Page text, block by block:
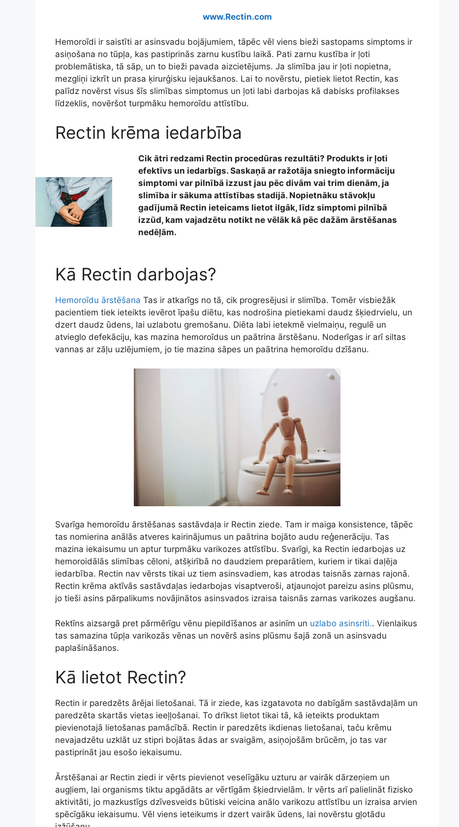
www.Rectin.com
Hemoroīdi ir saistīti ar asinsvadu bojājumiem, tāpēc vēl viens bieži sastopams simptoms ir
asiņošana no tūpļa, kas pastiprinās zarnu kustību laikā. Pati zarnu kustība ir ļoti
problemātiska, tā sāp, un to bieži pavada aizcietējums. Ja slimība jau ir ļoti nopietna,
mezgliņi izkrīt un prasa ķirurģisku iejaukšanos. Lai to novērstu, pietiek lietot Rectin, kas
palīdz novērst visus šīs slimības simptomus un ļoti labi darbojas kā dabisks profilakses
līdzeklis, novēršot turpmāku hemoroīdu attīstību.
Rectin krēma iedarbība
Cik ātri redzami Rectin procedūras rezultāti? Produkts ir ļoti
efektīvs un iedarbīgs. Saskaņā ar ražotāja sniegto informāciju
simptomi var pilnībā izzust jau pēc divām vai trim dienām, ja
slimība ir sākuma attīstības stadijā. Nopietnāku stāvokļu
gadījumā Rectin ieteicams lietot ilgāk, līdz simptomi pilnībā
izzūd, kam vajadzētu notikt ne vēlāk kā pēc dažām ārstēšanas
nedēļām.
Kā Rectin darbojas?
Hemoroīdu ārstēšana Tas ir atkarīgs no tā, cik progresējusi ir slimība. Tomēr visbiežāk
pacientiem tiek ieteikts ievērot īpašu diētu, kas nodrošina pietiekami daudz šķiedrvielu, un
dzert daudz ūdens, lai uzlabotu gremošanu. Diēta labi ietekmē vielmaiņu, regulē un
atvieglo defekāciju, kas mazina hemoroīdus un paātrina ārstēšanu. Noderīgas ir arī siltas
vannas ar zāļu uzlējumiem, jo tie mazina sāpes un paātrina hemoroīdu dzīšanu.
Svarīga hemoroīdu ārstēšanas sastāvdaļa ir Rectin ziede. Tam ir maiga konsistence, tāpēc
tas nomierina anālās atveres kairinājumus un paātrina bojāto audu reģenerāciju. Tas
mazina iekaisumu un aptur turpmāku varikozes attīstību. Svarīgi, ka Rectin iedarbojas uz
hemoroidālās slimības cēloni, atšķirībā no daudziem preparātiem, kuriem ir tikai daļēja
iedarbība. Rectin nav vērsts tikai uz tiem asinsvadiem, kas atrodas taisnās zarnas rajonā.
Rectin krēma aktīvās sastāvdaļas iedarbojas visaptveroši, atjaunojot pareizu asins plūsmu,
jo tieši asins pārpalikums novājinātos asinsvados izraisa taisnās zarnas varikozes augšanu.
Rektīns aizsargā pret pārmērīgu vēnu piepildīšanos ar asinīm un uzlabo asinsriti.. Vienlaikus
tas samazina tūpļa varikozās vēnas un novērš asins plūsmu šajā zonā un asinsvadu
paplašināšanos.
Kā lietot Rectin?
Rectin ir paredzēts ārējai lietošanai. Tā ir ziede, kas izgatavota no dabīgām sastāvdaļām un
paredzēta skartās vietas ieeļļošanai. To drīkst lietot tikai tā, kā ieteikts produktam
pievienotajā lietošanas pamācībā. Rectin ir paredzēts ikdienas lietošanai, taču krēmu
nevajadzētu uzklāt uz stipri bojātas ādas ar svaigām, asiņojošām brūcēm, jo tas var
pastiprināt jau esošo iekaisumu.
Ārstēšanai ar Rectin ziedi ir vērts pievienot veselīgāku uzturu ar vairāk dārzeņiem un
augļiem, lai organisms tiktu apgādāts ar vērtīgām šķiedrvielām. Ir vērts arī palielināt fizisko
aktivitāti, jo mazkustīgs dzīvesveids būtiski veicina anālo varikozu attīstību un izraisa arvien
spēcīgāku iekaisumu. Vēl viens ieteikums ir dzert vairāk ūdens, lai novērstu gļotādu